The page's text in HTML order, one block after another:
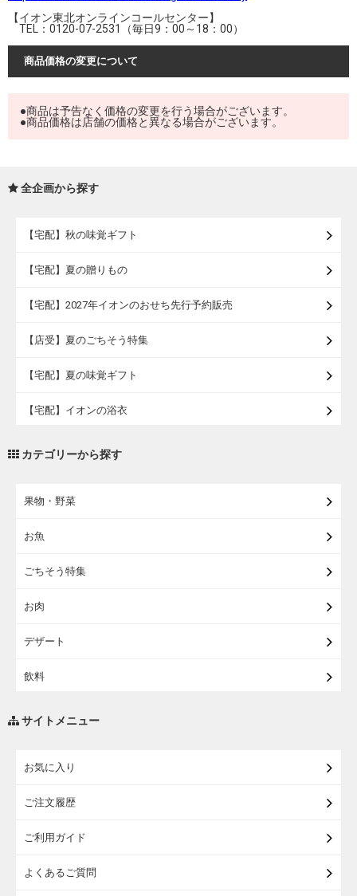
【イオン東北オンラインコールセンター】
TEL：0120-07-2531（毎日9：00～18：00）
商品価格の変更について
●商品は予告なく価格の変更を行う場合がございます。
●商品価格は店舗の価格と異なる場合がございます。
全企画から探す
【宅配】秋の味覚ギフト
【宅配】夏の贈りもの
【宅配】2027年イオンのおせち先行予約販売
【店受】夏のごちそう特集
【宅配】夏の味覚ギフト
【宅配】イオンの浴衣
カテゴリーから探す
果物・野菜
お魚
ごちそう特集
お肉
デザート
飲料
サイトメニュー
お気に入り
ご注文履歴
ご利用ガイド
よくあるご質問